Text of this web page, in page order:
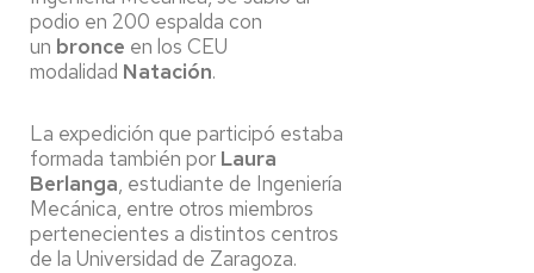
podio en 200 espalda con
un bronce en los CEU
modalidad Natación.
La expedición que participó estaba
formada también por Laura
Berlanga, estudiante de Ingeniería
Mecánica, entre otros miembros
pertenecientes a distintos centros
de la Universidad de Zaragoza.